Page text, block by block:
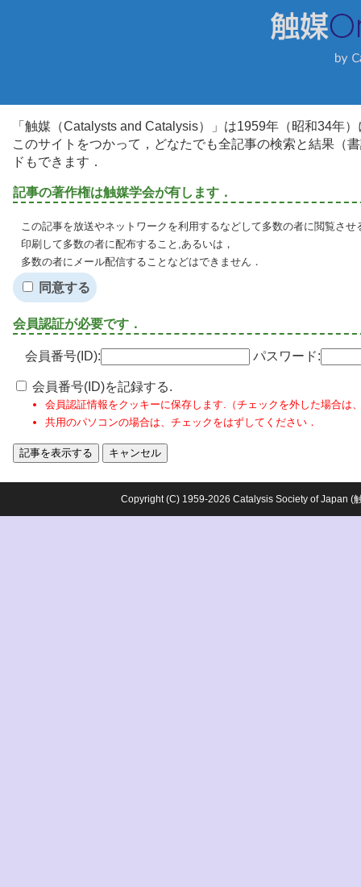
「触媒（Catalysts and Catalysis）」は1959年（昭和34年
このサイトをつかって，どなたでも全記事の検索と結果（
ドもできます．
記事の著作権は触媒学会が有します．
この記事を放送やネットワークを利用するなどして多数の者に閲覧させ
印刷して多数の者に配布すること,あるいは，
多数の者にメール配信することなどはできません．
同意する
会員認証が必要です．
会員番号(ID): パスワード:
会員番号(ID)を記録する.
会員認証情報をクッキーに保存します.（チェックを外した場合は
共用のパソコンの場合は、チェックをはずしてください．
Copyright (C) 1959-2026 Catalysis Society of Japan (